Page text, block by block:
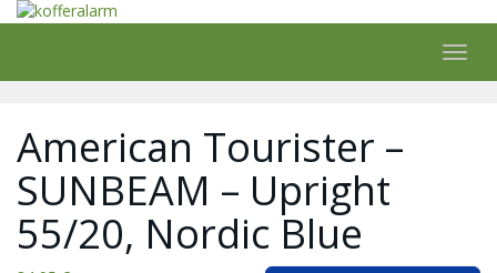
Skip
content
American Tourister –
SUNBEAM – Upright
55/20, Nordic Blue